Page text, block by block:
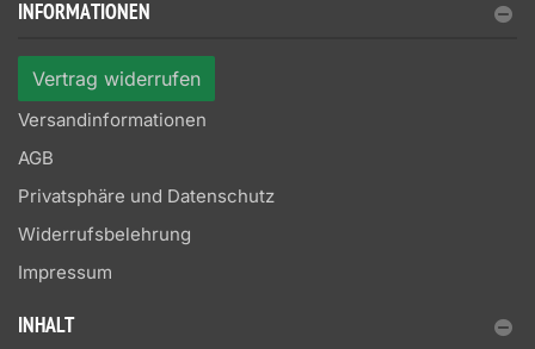
INFORMATIONEN
Vertrag widerrufen
Versandinformationen
AGB
Privatsphäre und Datenschutz
Widerrufsbelehrung
Impressum
INHALT